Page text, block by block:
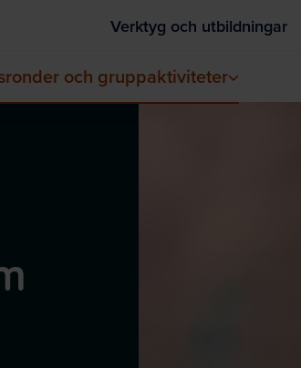
Verktyg och utbildningar
och gruppaktiviteter